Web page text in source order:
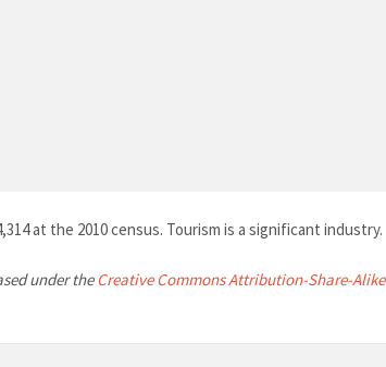
at the 2010 census. Tourism is a significant industry.
under theCreative Commons Attribution-Share-Alike